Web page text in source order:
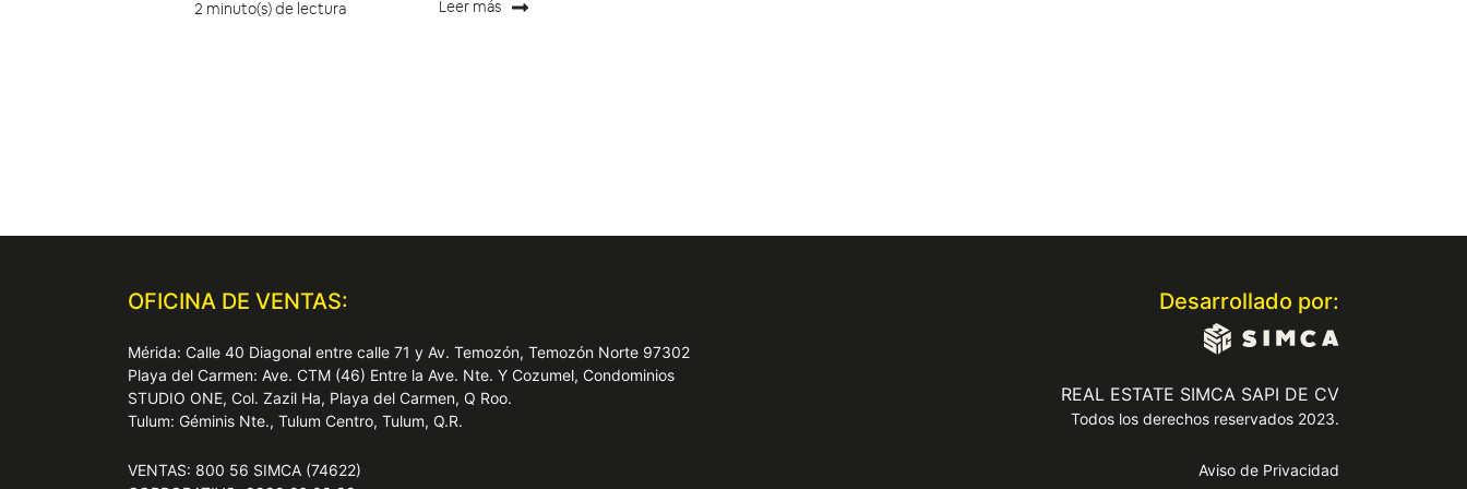
2 minuto(s) de lectura Leer más
OFICINA DE VENTAS:
Mérida: Calle 40 Diagonal entre calle 71 y Av. Temozón, Temozón Norte 97302
Playa del Carmen: Ave. CTM (46) Entre la Ave. Nte. Y Cozumel, Condominios
STUDIO ONE, Col. Zazil Ha, Playa del Carmen, Q Roo.
Tulum: Géminis Nte., Tulum Centro, Tulum, Q.R.
VENTAS: 800 56 SIMCA (74622)
Desarrollado por:
REAL ESTATE SIMCA SAPI DE CV
Todos los derechos reservados 2023.
Aviso de Privacidad